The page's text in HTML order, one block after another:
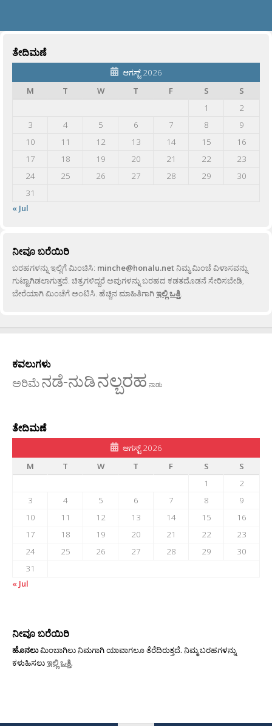
ತೇದಿಮಣೆ
ಆಗಸ್ಟ್ 2026
M
T W T F S
S
1
2
3
4 5 6 7 8
9
10
11 12 13 14 15
16
17
18 19 20 21 22
23
24
25 26 27 28 29
30
31
« Jul
ನೀವೂ ಬರೆಯಿರಿ
ಬರಹಗಳನ್ನು ಇಲ್ಲಿಗೆ ಮಿಂಚಿಸಿ: minche@honalu.netನಿಮ್ಮ ಮಿಂಚೆ ವಿಳಾಸವನ್ನು
ಗುಟ್ಟಾಗಿಡಲಾಗುತ್ತದೆ. ಚಿತ್ರಗಳಿದ್ದರೆ ಅವುಗಳನ್ನು ಬರಹದ ಕಡತದೊಡನೆ ಸೇರಿಸಬೇಡಿ,
ಬೇರೆಯಾಗಿ ಮಿಂಚೆಗೆ ಅಂಟಿಸಿ. ಹೆಚ್ಚಿನ ಮಾಹಿತಿಗಾಗಿಇಲ್ಲಿ ಒತ್ತಿ.
ಕವಲುಗಳು
ಅರಿಮೆನಡೆ-ನುಡಿನಲ್ಬರಹ ನಾಡು
ತೇದಿಮಣೆ
ಆಗಸ್ಟ್ 2026
M
T W T F S
S
1
2
3
4 5 6 7 8
9
10
11 12 13 14 15
16
17
18 19 20 21 22
23
24
25 26 27 28 29
30
31
« Jul
ನೀವೂ ಬರೆಯಿರಿ
ಹೊನಲುಮಿಂಬಾಗಿಲು ನಿಮಗಾಗಿ ಯಾವಾಗಲೂ ತೆರೆದಿರುತ್ತದೆ. ನಿಮ್ಮ ಬರಹಗಳನ್ನು
ಕಳುಹಿಸಲುಇಲ್ಲಿ ಒತ್ತಿ.